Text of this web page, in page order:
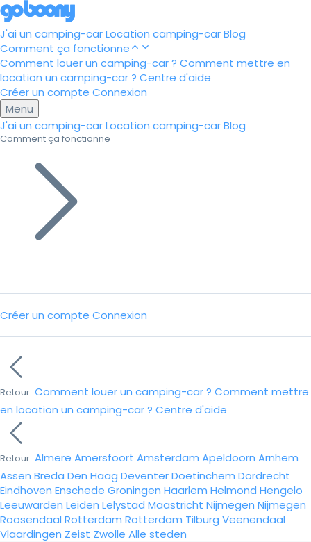
J'ai un camping-carLocation camping-carBlog
Comment ça fonctionne
Comment louer un camping-car ? Comment mettre en
location un camping-car ? Centre d'aide
Créer un compte Connexion
Menu
J'ai un camping-carLocation camping-carBlog
Comment ça fonctionne
Créer un compte Connexion
Retour Comment louer un camping-car ? Comment mettre
en location un camping-car ? Centre d'aide
Retour Almere Amersfoort Amsterdam Apeldoorn Arnhem
Assen Breda Den Haag DeventerDoetinchem Dordrecht
Eindhoven Enschede Groningen Haarlem Helmond Hengelo
Leeuwarden Leiden Lelystad Maastricht Nijmegen Nijmegen
Roosendaal Rotterdam Rotterdam Tilburg Veenendaal
Vlaardingen Zeist Zwolle Alle steden